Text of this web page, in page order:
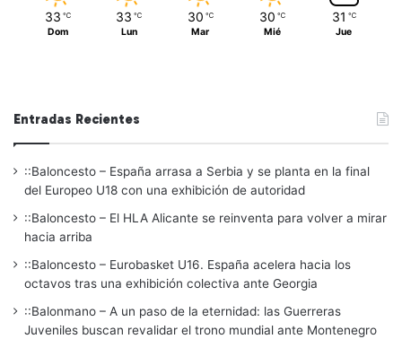
33 ℃
Dom
33 ℃
Lun
30 ℃
Mar
30 ℃
Mié
31 ℃
Jue
Entradas Recientes
::Baloncesto – España arrasa a Serbia y se planta en la final
del Europeo U18 con una exhibición de autoridad
::Baloncesto – El HLA Alicante se reinventa para volver a mirar
hacia arriba
::Baloncesto – Eurobasket U16. España acelera hacia los
octavos tras una exhibición colectiva ante Georgia
::Balonmano – A un paso de la eternidad: las Guerreras
Juveniles buscan revalidar el trono mundial ante Montenegro